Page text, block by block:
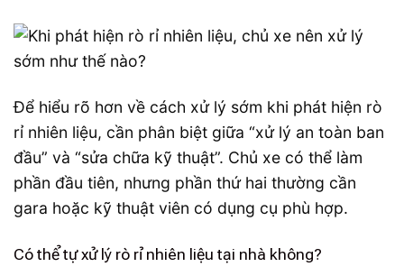
Để hiểu rõ hơn về cách xử lý sớm khi phát hiện rò
rỉ nhiên liệu, cần phân biệt giữa “xử lý an toàn ban
đầu” và “sửa chữa kỹ thuật”. Chủ xe có thể làm
phần đầu tiên, nhưng phần thứ hai thường cần
gara hoặc kỹ thuật viên có dụng cụ phù hợp.
Có thể tự xử lý rò rỉ nhiên liệu tại nhà không?